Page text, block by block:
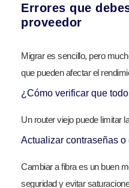
Errores que
proveedor
Migrar es sencillo, pero
que pueden afectar el
¿Cómo verificar que
Un router viejo puede limitar
Actualizar contraseñas
Cambiar a fibra es un buen
seguridad y evitar